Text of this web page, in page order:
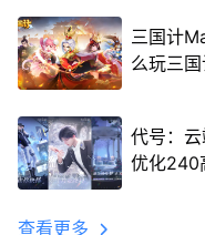
三国计
么玩三
代号：
优化240
查看更多